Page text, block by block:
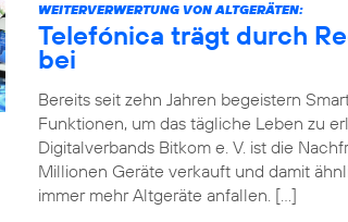
WEITERVERWERTUNG VON ALTGERÄTEN:
Telefónica trägt durch
bei
Bereits seit zehn Jahren begeistern
Funktionen, um das tägliche Leben zu
Digitalverbands Bitkom e. V. ist die
Millionen Geräte verkauft und damit
immer mehr Altgeräte anfallen. […]